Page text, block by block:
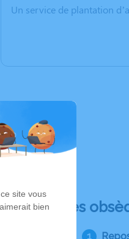
Un service de plantation
Déroulé des